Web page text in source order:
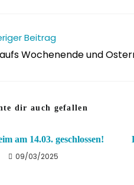
Beitrag
Wochenende und
dir auch gefallen
am 14.03. geschlossen!
09/03/2025